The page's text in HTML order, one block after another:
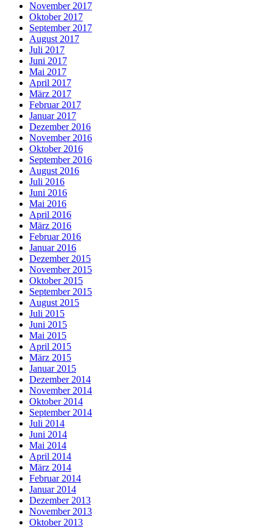
November 2017
Oktober 2017
September 2017
August 2017
Juli 2017
Juni 2017
Mai 2017
April 2017
März 2017
Februar 2017
Januar 2017
Dezember 2016
November 2016
Oktober 2016
September 2016
August 2016
Juli 2016
Juni 2016
Mai 2016
April 2016
März 2016
Februar 2016
Januar 2016
Dezember 2015
November 2015
Oktober 2015
September 2015
August 2015
Juli 2015
Juni 2015
Mai 2015
April 2015
März 2015
Januar 2015
Dezember 2014
November 2014
Oktober 2014
September 2014
Juli 2014
Juni 2014
Mai 2014
April 2014
März 2014
Februar 2014
Januar 2014
Dezember 2013
November 2013
Oktober 2013